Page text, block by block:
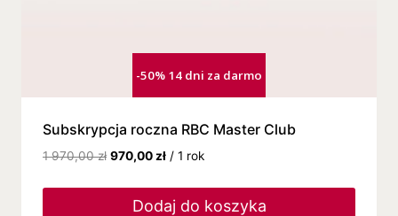
-50% 14 dni za darmo
Subskrypcja roczna RBC Master Club
1 970,00zł 970,00 zł / 1 rok
Dodaj do koszyka